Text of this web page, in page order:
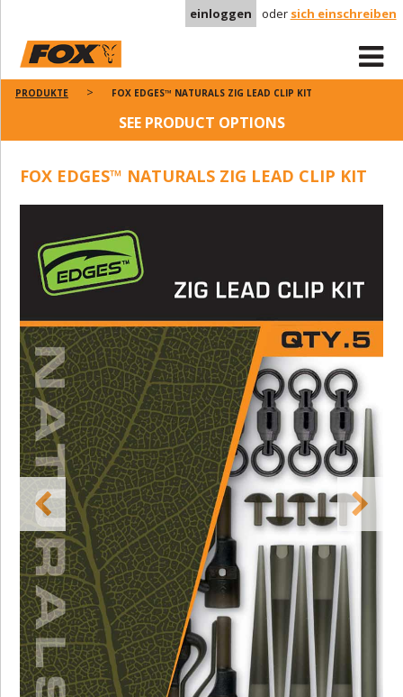
einloggen oder sich einschreiben
PRODUKTE FOX EDGES™ NATURALS ZIG LEAD CLIP KIT
SEE PRODUCT OPTIONS
FOX EDGES™ NATURALS ZIG LEAD CLIP KIT